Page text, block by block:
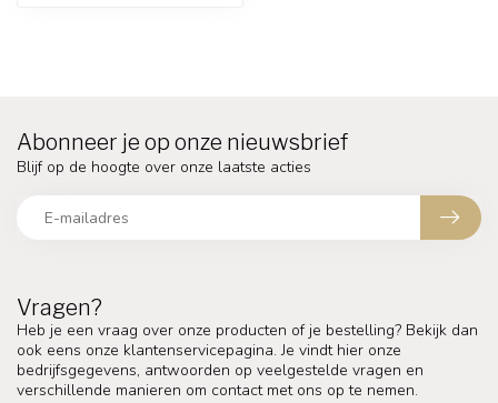
Vragen?
Heb je een vraag over onze producten of je bestelling? Bekijk dan
ook eens onze klantenservicepagina. Je vindt hier onze
bedrijfsgegevens, antwoorden op veelgestelde vragen en
verschillende manieren om contact met ons op te nemen.
Abonneer je op onze nieuwsbrief
Blijf op de hoogte over onze laatste acties